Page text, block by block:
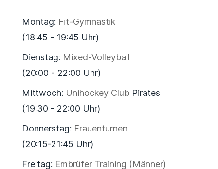
Montag: Fit-Gymnastik
(18:45 - 19:45 Uhr)
Dienstag: Mixed-Volleyball
(20:00 - 22:00 Uhr)
Mittwoch: Unihockey ClubPirates
(19:30 - 22:00 Uhr)
Donnerstag: Frauenturnen
(20:15-21:45 Uhr)
Freitag: Embrüfer Training (Männer)